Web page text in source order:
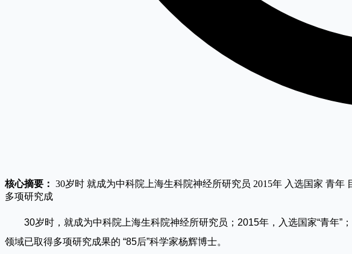
核心摘要： 30岁时 就成为中科院上海生科院神经所研究员 2015年 入选国家 青
多项研究成
30岁时，就成为中科院上海生科院神经所研究员；2015年，入选国家“青
领域已取得多项研究成果的 “85后”科学家杨辉博士。